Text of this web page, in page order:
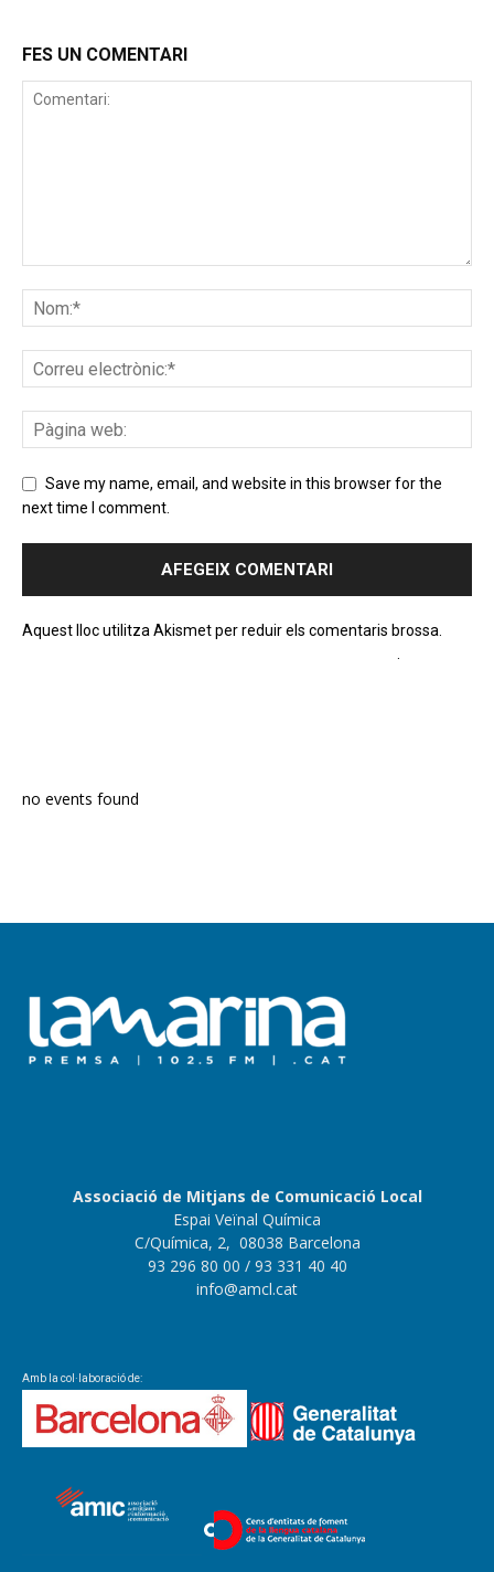
FES UN COMENTARI
Save my name, email, and website in this browser for the
next time I comment.
Aquest lloc utilitza Akismet per reduir els comentaris brossa.
no events found
Associació de Mitjans de Comunicació Local
Espai Veïnal Química
C/Química, 2, 08038 Barcelona
93 296 80 00 / 93 331 40 40
info@amcl.cat
Amb la col·laboració de: